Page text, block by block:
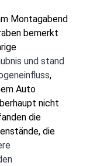
Montagabend
bemerkt
und stand
,
Auto
nicht
die
die